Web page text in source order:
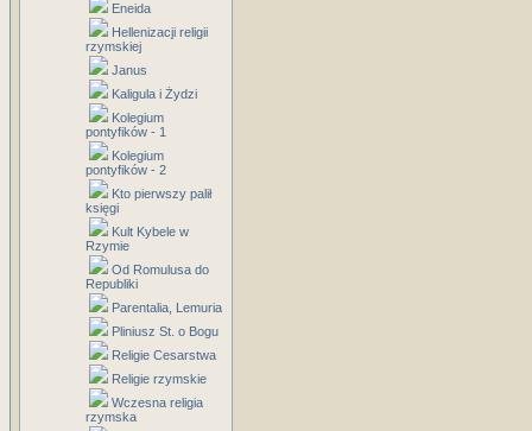
Eneida
Hellenizacji religii
rzymskiej
Janus
Kaligula i Żydzi
Kolegium
pontyfików - 1
Kolegium
pontyfików - 2
Kto pierwszy palił
księgi
Kult Kybele w
Rzymie
Od Romulusa do
Republiki
Parentalia, Lemuria
Pliniusz St. o Bogu
Religie Cesarstwa
Religie rzymskie
Wczesna religia
rzymska